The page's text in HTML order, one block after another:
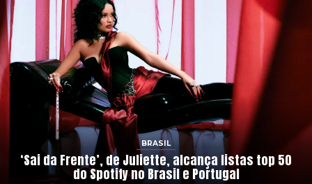
BRASIL
‘Sai da Frente’, de Juliette, alcança listas top 50
do Spotify no Brasil e Portugal